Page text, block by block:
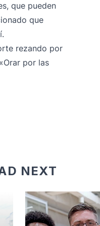
que pueden
que
.
rezando por
por las
NEXT